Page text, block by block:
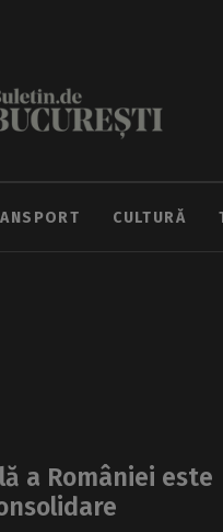
CULTURĂ
a României este